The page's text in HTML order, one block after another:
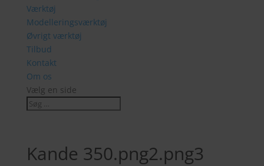
Værktøj
Modelleringsværktøj
Øvrigt værktøj
Tilbud
Kontakt
Om os
Vælg en side
Kande 350.png2.png3